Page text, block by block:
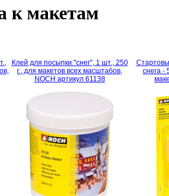
к макетам
Клей для посыпки "снег", 1 шт., 250
г., для макетов всех масштабов,
NOCH артикул 61138
снега -